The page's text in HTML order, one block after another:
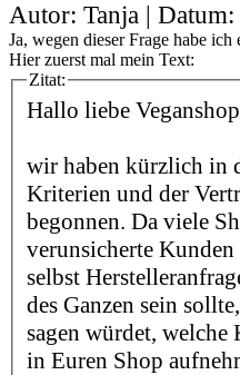
Autor: Tanja | Datum:
Ja, wegen dieser Frage habe
Hier zuerst mal mein Text:
Zitat:
Hallo liebe
wir haben kürzlich in
Kriterien und der
begonnen. Da viele
verunsicherte
selbst
des Ganzen sein
sagen würdet,
in Euren Shop